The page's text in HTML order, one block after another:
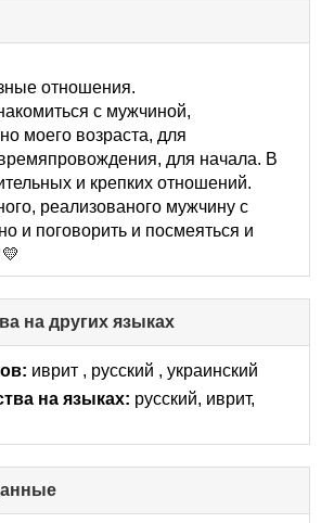
отношения.
с мужчиной,
моего возраста, для
для начала. В
и крепких отношений.
реализованого мужчину с
и поговорить и посмеяться и
на других языках
to
collapse
contents
иврит , русский , украинский
на языках: русский, иврит,
to